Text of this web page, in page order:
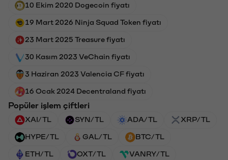
10 Ekim 2020 Dogecoin fiyatı
19 Mart 2026 Ninja Squad Token fiyatı
23 Mart 2025 Treasure fiyatı
30 Kasım 2023 VeChain fiyatı
3 Haziran 2023 Valencia CF fiyatı
16 Ocak 2024 Decentraland fiyatı
Popüler işlem çiftleri
XAI/TL SYN/TL ADA/TL XRP/TL
HYPE/TL GAL/TL BTC/TL
ETH/TL OXT/TL VANRY/TL